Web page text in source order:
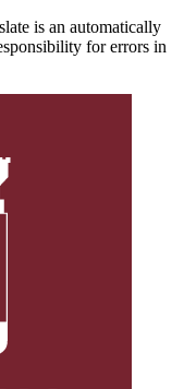
is an automatically
for errors in